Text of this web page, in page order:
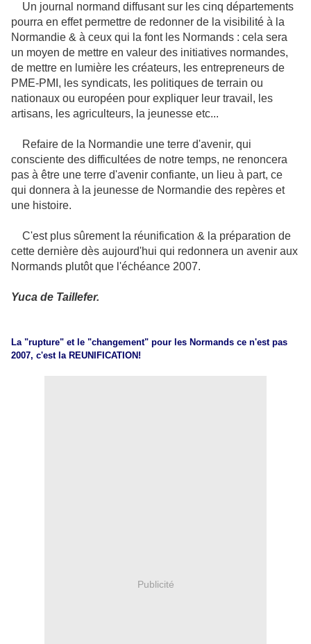
Un journal normand diffusant sur les cinq départements
pourra en effet permettre de redonner de la visibilité à la
Normandie & à ceux qui la font les Normands : cela sera
un moyen de mettre en valeur des initiatives normandes,
de mettre en lumière les créateurs, les entrepreneurs de
PME-PMI, les syndicats, les politiques de terrain ou
nationaux ou européen pour expliquer leur travail, les
artisans, les agriculteurs, la jeunesse etc...
Refaire de la Normandie une terre d'avenir, qui
consciente des difficultées de notre temps, ne renoncera
pas à être une terre d'avenir confiante, un lieu à part, ce
qui donnera à la jeunesse de Normandie des repères et
une histoire.
C'est plus sûrement la réunification & la préparation de
cette dernière dès aujourd'hui qui redonnera un avenir aux
Normands plutôt que l'échéance 2007.
Yuca de Taillefer.
La "rupture" et le "changement" pour les Normands ce n'est pas
2007, c'est la REUNIFICATION!
Publicité